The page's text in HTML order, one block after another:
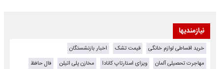
نیازمندیها
خرید اقساطی لوازم خانگی قیمت تشک
اخبار بازنشستگان
مهاجرت تحصیلی آلمان
ویزای استارتاپ کانادا مخازن پلی اتیلن
فال حافظ